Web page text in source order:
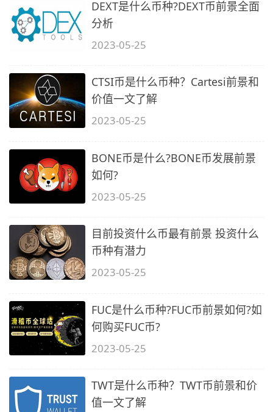
DEXT是什么币种?DEXT币前景全面
分析
2023-05-25
CTSI币是什么币种？Cartesi前景和
价值一文了解
2023-05-25
BONE币是什么?BONE币发展前景
如何?
2023-05-25
目前投资什么币最有前景 投资什么
币种有潜力
2023-05-25
FUC是什么币种?FUC币前景如何?如
何购买FUC币?
2023-05-25
TWT是什么币种？TWT币前景和价
值一文了解